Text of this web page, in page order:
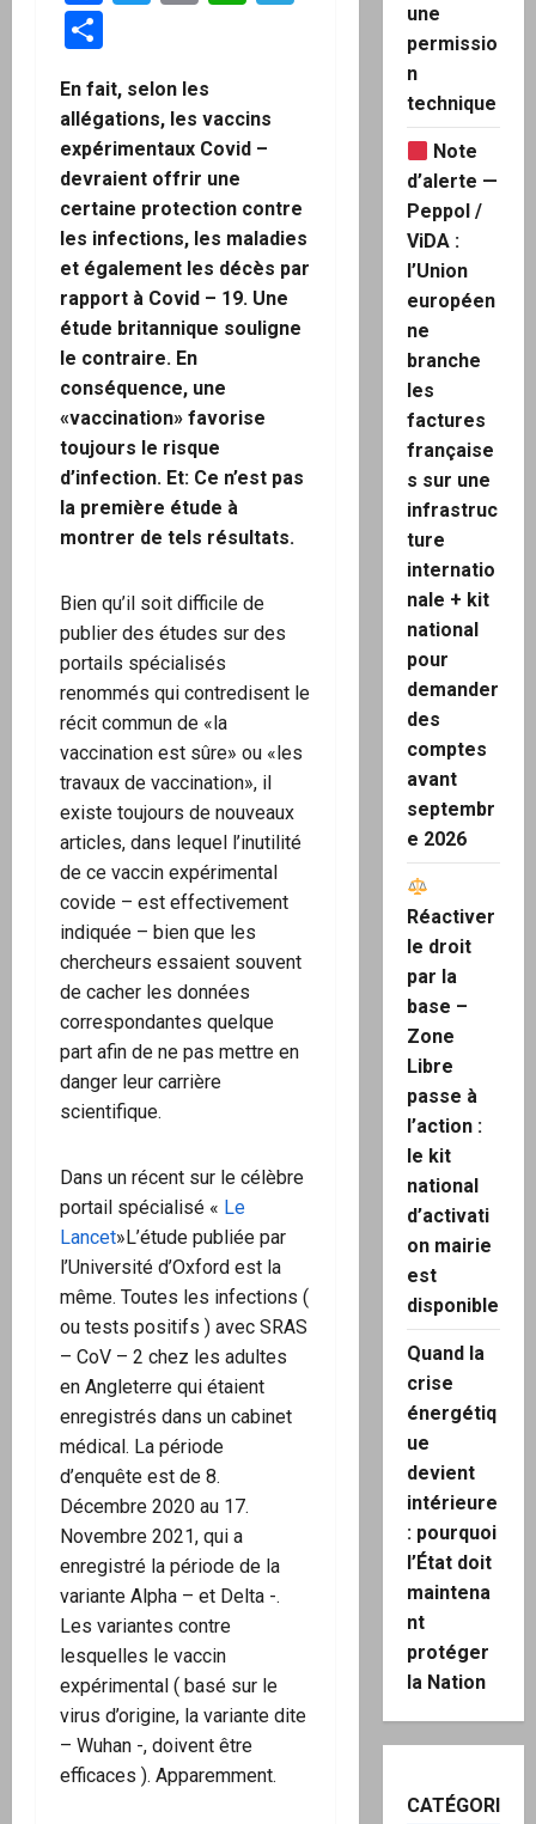
En fait, selon les
allégations, les vaccins
expérimentaux Covid –
devraient offrir une
certaine protection contre
les infections, les maladies
et également les décès par
rapport à Covid – 19. Une
étude britannique souligne
le contraire. En
conséquence, une
«vaccination» favorise
toujours le risque
d’infection. Et: Ce n’est pas
la première étude à
montrer de tels résultats.
Bien qu’il soit difficile de
publier des études sur des
portails spécialisés
renommés qui contredisent le
récit commun de «la
vaccination est sûre» ou «les
travaux de vaccination», il
existe toujours de nouveaux
articles, dans lequel l’inutilité
de ce vaccin expérimental
covide – est effectivement
indiquée – bien que les
chercheurs essaient souvent
de cacher les données
correspondantes quelque
part afin de ne pas mettre en
danger leur carrière
scientifique.
Dans un récent sur le célèbre
portail spécialisé « Le
Lancet»L’étude publiée par
l’Université d’Oxford est la
même. Toutes les infections (
ou tests positifs ) avec SRAS
– CoV – 2 chez les adultes
en Angleterre qui étaient
enregistrés dans un cabinet
médical. La période
d’enquête est de 8.
Décembre 2020 au 17.
Novembre 2021, qui a
enregistré la période de la
variante Alpha – et Delta -.
Les variantes contre
lesquelles le vaccin
expérimental ( basé sur le
virus d’origine, la variante dite
– Wuhan -, doivent être
efficaces ). Apparemment.
une
permissio
n
technique
Note
d’alerte —
Peppol /
ViDA :
l’Union
européen
ne
branche
les
factures
française
s sur une
infrastruc
ture
internatio
nale + kit
national
pour
demander
des
comptes
avant
septembr
e 2026
Réactiver
le droit
par la
base –
Zone
Libre
passe à
l’action :
le kit
national
d’activati
on mairie
est
disponible
Quand la
crise
énergétiq
ue
devient
intérieure
: pourquoi
l’État doit
maintena
nt
protéger
la Nation
CATÉGORIES